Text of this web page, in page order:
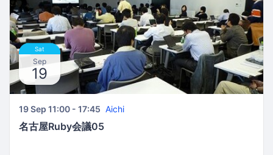
Sat
Sep
19
19 Sep 11:00 - 17:45 Aichi
名古屋Ruby会議05